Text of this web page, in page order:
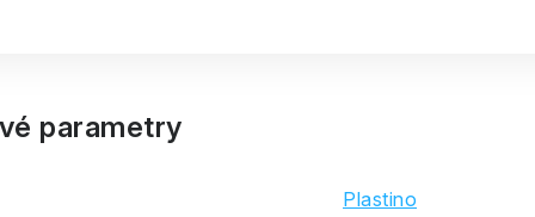
parametry
Plastino